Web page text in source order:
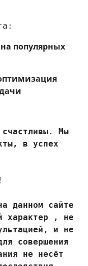
популярных
Мы
в успех
данном сайте
характер , не
и не
совершения
не несёт